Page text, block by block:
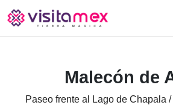
Malecón de
Paseo frente al Lago de Chapala